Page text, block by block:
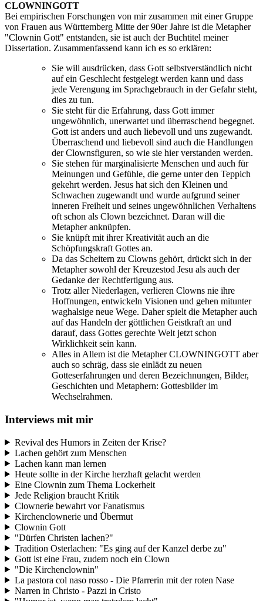
CLOWNINGOTT
Bei empirischen Forschungen von mir zusammen mit einer Gruppe
von Frauen aus Württemberg Mitte der 90er Jahre ist die Metapher
"Clownin Gott" entstanden, sie ist auch der Buchtitel meiner
Dissertation. Zusammenfassend kann ich es so erklären:
Sie will ausdrücken, dass Gott selbstverständlich nicht
auf ein Geschlecht festgelegt werden kann und dass
jede Verengung im Sprachgebrauch in der Gefahr steht,
dies zu tun.
Sie steht für die Erfahrung, dass Gott immer
ungewöhnlich, unerwartet und überraschend begegnet.
Gott ist anders und auch liebevoll und uns zugewandt.
Überraschend und liebevoll sind auch die Handlungen
der Clownsfiguren, so wie sie hier verstanden werden.
Sie stehen für marginalisierte Menschen und auch für
Meinungen und Gefühle, die gerne unter den Teppich
gekehrt werden. Jesus hat sich den Kleinen und
Schwachen zugewandt und wurde aufgrund seiner
inneren Freiheit und seines ungewöhnlichen Verhaltens
oft schon als Clown bezeichnet. Daran will die
Metapher anknüpfen.
Sie knüpft mit ihrer Kreativität auch an die
Schöpfungskraft Gottes an.
Da das Scheitern zu Clowns gehört, drückt sich in der
Metapher sowohl der Kreuzestod Jesu als auch der
Gedanke der Rechtfertigung aus.
Trotz aller Niederlagen, verlieren Clowns nie ihre
Hoffnungen, entwickeln Visionen und gehen mitunter
waghalsige neue Wege. Daher spielt die Metapher auch
auf das Handeln der göttlichen Geistkraft an und
darauf, dass Gottes gerechte Welt jetzt schon
Wirklichkeit sein kann.
Alles in Allem ist die Metapher CLOWNINGOTT aber
auch so schräg, dass sie einlädt zu neuen
Gotteserfahrungen und deren Bezeichnungen, Bilder,
Geschichten und Metaphern: Gottesbilder im
Wechselrahmen.
Interviews mit mir
Revival des Humors in Zeiten der Krise?
Lachen gehört zum Menschen
Lachen kann man lernen
Heute sollte in der Kirche herzhaft gelacht werden
Eine Clownin zum Thema Lockerheit
Jede Religion braucht Kritik
Clownerie bewahrt vor Fanatismus
Kirchenclownerie und Übermut
Clownin Gott
"Dürfen Christen lachen?"
Tradition Osterlachen: "Es ging auf der Kanzel derbe zu"
Gott ist eine Frau, zudem noch ein Clown
"Die Kirchenclownin"
La pastora col naso rosso - Die Pfarrerin mit der roten Nase
Narren in Christo - Pazzi in Cristo